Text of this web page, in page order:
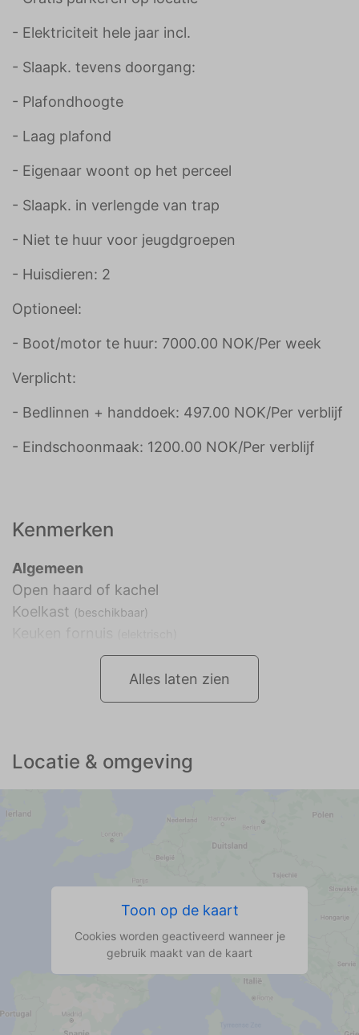
- Elektriciteit hele jaar incl.
- Slaapk. tevens doorgang:
- Plafondhoogte
- Laag plafond
- Eigenaar woont op het perceel
- Slaapk. in verlengde van trap
- Niet te huur voor jeugdgroepen
- Huisdieren: 2
Optioneel:
- Boot/motor te huur: 7000.00 NOK/Per week
Verplicht:
- Bedlinnen + handdoek: 497.00 NOK/Per verblijf
- Eindschoonmaak: 1200.00 NOK/Per verblijf
Kenmerken
Algemeen
Open haard of kachel
Koelkast (beschikbaar)
Alles laten zien
Locatie & omgeving
Toon op de kaart
Cookies worden geactiveerd wanneer je
gebruik maakt van de kaart